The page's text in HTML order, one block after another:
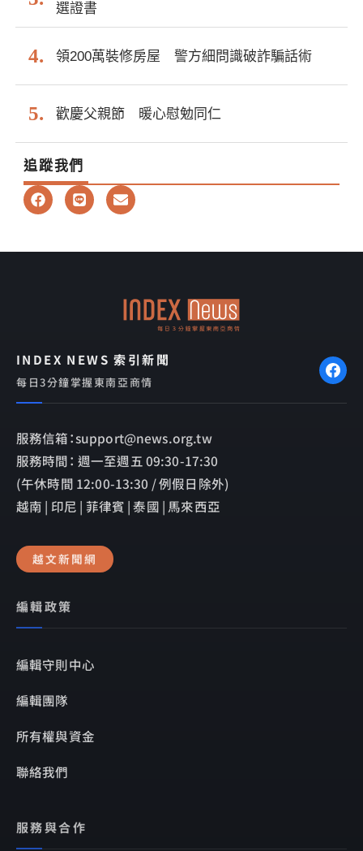
選證書
領200萬裝修房屋 警方細問識破詐騙話術
歡慶父親節 暖心慰勉同仁
追蹤我們
F
a
b
L
i
E
n
l
INDEX NEWS 索引新聞
每日3分鐘掌握東南亞商情
服務信箱：support@news.org.tw
服務時間： 週一至週五 09:30-17:30
(午休時間 12:00-13:30 / 例假日除外)
越南 | 印尼 | 菲律賓 | 泰國 | 馬來西亞
越文新聞網
編輯政策
編輯守則中心
編輯團隊
所有權與資金
聯絡我們
服務與合作